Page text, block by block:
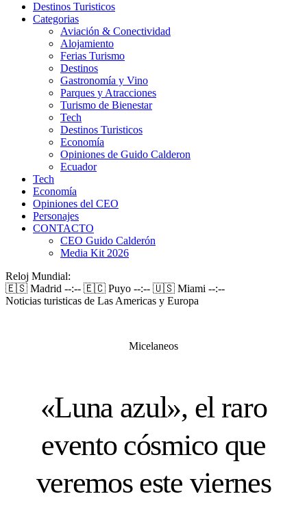
Destinos Turisticos
Categorias
Aviación & Conectividad
Alojamiento
Ferias Turismo
Destinos
Gastronomía y Vino
Parques y Atracciones
Turismo de Bienestar
Tech
Destinos Turisticos
Economía
Opiniones de Guido Calderon
Ecuador
Tech
Economía
Opiniones del CEO
Personajes
CONTACTO
CEO Guido Calderón
Media Kit 2026
Reloj Mundial:
🇪🇸 Madrid --:-- 🇪🇨 Puyo --:-- 🇺🇸 Miami --:--
Noticias turisticas de Las Americas y Europa
Micelaneos
«Luna azul», el raro
evento cósmico que
veremos este viernes